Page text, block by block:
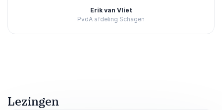
Erik van Vliet
PvdA afdeling Schagen
Lezingen